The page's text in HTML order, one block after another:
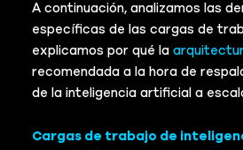
A continuación, analizamos las
específicas de las cargas de
explicamos por qué la
recomendada a la hora de
de la inteligencia artificial a
Cargas de trabajo de